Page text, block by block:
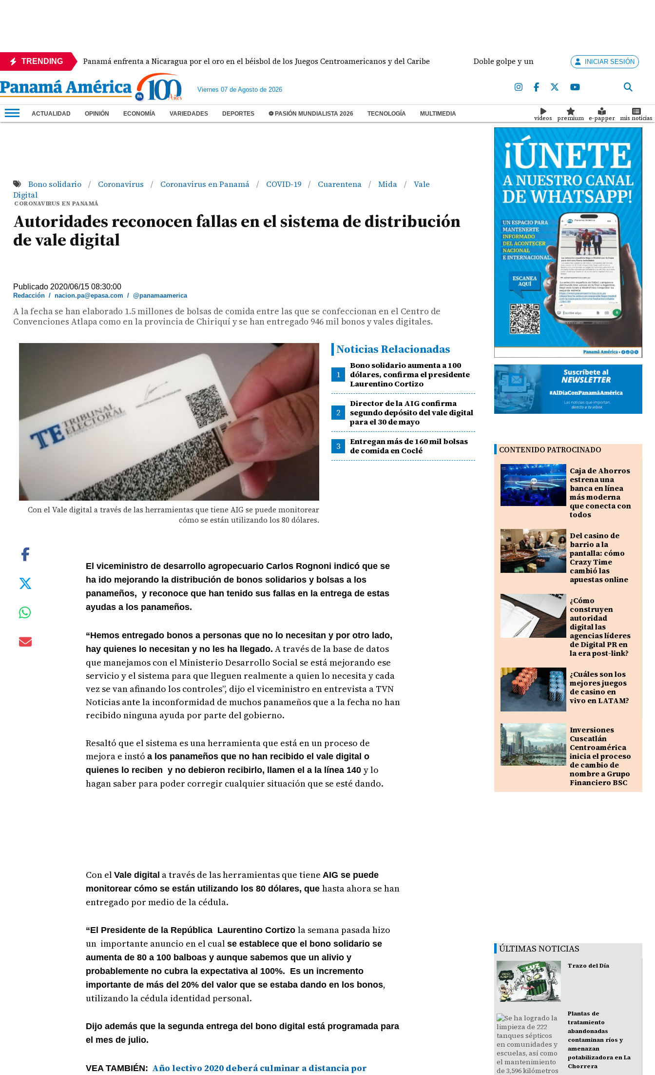
TRENDINGPanamá enfrenta a Nicaragua por el oro en el béisbol de los Juegos Centroamericanos y del Caribe Doble golpe y un futuro por revisar Meduca
INICIAR SESIÓN
Viernes 07 de Agosto de 2026
ACTUALIDAD OPINIÓN ECONOMÍA VARIEDADES DEPORTES ⚽ PASIÓN MUNDIALISTA 2026 TECNOLOGÍA MULTIMEDIA
videos premium e-papper mis noticias
Bono solidario / Coronavirus / Coronavirus en Panamá / COVID-19 / Cuarentena / Mida /
Vale
Digital
CORONAVIRUS EN PANAMÁ
Autoridades reconocen fallas en el sistema de distribución
de vale digital
Publicado 2020/06/15 08:30:00
Redacción /nacion.pa@epasa.com /@panamaamerica
A la fecha se han elaborado 1.5 millones de bolsas de comida entre las que se confeccionan en el Centro de
Convenciones Atlapa como en la provincia de Chiriquí y se han entregado 946 mil bonos y vales digitales.
Con el Vale digital a través de las herramientas que tiene AIG se puede monitorear
cómo se están utilizando los 80 dólares.
Noticias Relacionadas
1
Bono solidario aumenta a 100
dólares, confirma el presidente
Laurentino Cortizo
2
Director de la AIG confirma
segundo depósito del vale digital
para el 30 de mayo
3
Entregan más de 160 mil bolsas
de comida en Coclé
El viceministro de desarrollo agropecuario Carlos Rognoni indicó que se
ha ido mejorando la distribución de bonos solidarios y bolsas a los
panameños, y reconoce que han tenido sus fallas en la entrega de estas
ayudas a los panameños.
“Hemos entregado bonos a personas que no lo necesitan y por otro lado,
hay quienes lo necesitan y no les ha llegado. A través de la base de datos
que manejamos con el Ministerio Desarrollo Social se está mejorando ese
servicio y el sistema para que lleguen realmente a quien lo necesita y cada
vez se van afinando los controles”, dijo el viceministro en entrevista a TVN
Noticias ante la inconformidad de muchos panameños que a la fecha no han
recibido ninguna ayuda por parte del gobierno.
Resaltó que el sistema es una herramienta que está en un proceso de
mejora e instó a los panameños que no han recibido el vale digital o
quienes lo reciben y no debieron recibirlo, llamen el a la línea 140 y lo
hagan saber para poder corregir cualquier situación que se esté dando.
Con el Vale digital a través de las herramientas que tiene AIG se puede
monitorear cómo se están utilizando los 80 dólares, que hasta ahora se han
entregado por medio de la cédula.
“El Presidente de la República Laurentino Cortizo la semana pasada hizo
un importante anuncio en el cual se establece que el bono solidario se
aumenta de 80 a 100 balboas y aunque sabemos que un alivio y
probablemente no cubra la expectativa al 100%. Es un incremento
importante de más del 20% del valor que se estaba dando en los bonos,
utilizando la cédula identidad personal.
Dijo además que la segunda entrega del bono digital está programada para
el mes de julio.
VEA TAMBIÉN: Año lectivo 2020 deberá culminar a distancia por
CONTENIDO PATROCINADO
Caja de Ahorros
estrena una
banca en línea
más moderna
que conecta con
todos
Del casino de
barrio a la
pantalla: cómo
Crazy Time
cambió las
apuestas online
¿Cómo
construyen
autoridad
digital las
agencias líderes
de Digital PR en
la era post-link?
¿Cuáles son los
mejores juegos
de casino en
vivo en LATAM?
Inversiones
Cuscatlán
Centroamérica
inicia el proceso
de cambio de
nombre a Grupo
Financiero BSC
ÚLTIMAS NOTICIAS
Trazo del Día
Plantas de
tratamiento
abandonadas
contaminan ríos y
amenazan
potabilizadora en La
Chorrera